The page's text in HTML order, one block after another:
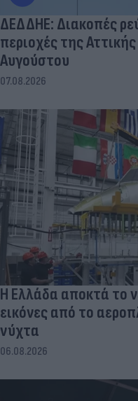
ΔΕΔΔΗΕ: Διακοπές
περιοχές της
Αυγούστου
07.08.2026
Η Ελλάδα αποκτά το
εικόνες από το
νύχτα
06.08.2026